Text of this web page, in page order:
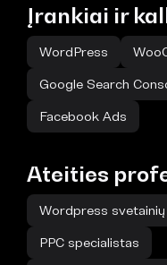
Įrankiai ir
WordPress
Google Search
Facebook Ads
Ateities
Wordpress
PPC specialistas